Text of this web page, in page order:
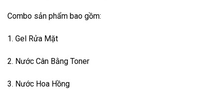
Combo sản phẩm bao gồm:
1. Gel Rửa Mặt
2. Nước Cân Bằng Toner
3. Nước Hoa Hồng